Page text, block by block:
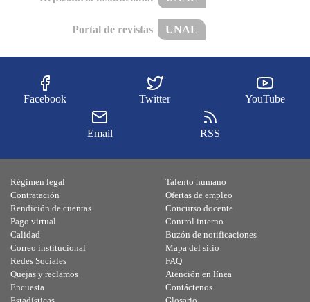
Portal de revistas UNAL
Facebook Twitter YouTube
Email RSS
Régimen legal
Contratación
Rendición de cuentas
Pago virtual
Calidad
Talento humano
Ofertas de empleo
Concurso docente
Control interno
Buzón de notificaciones
Correo institucional
Redes Sociales
Quejas y reclamos
Encuesta
Mapa del sitio
FAQ
Atención en línea
Contáctenos